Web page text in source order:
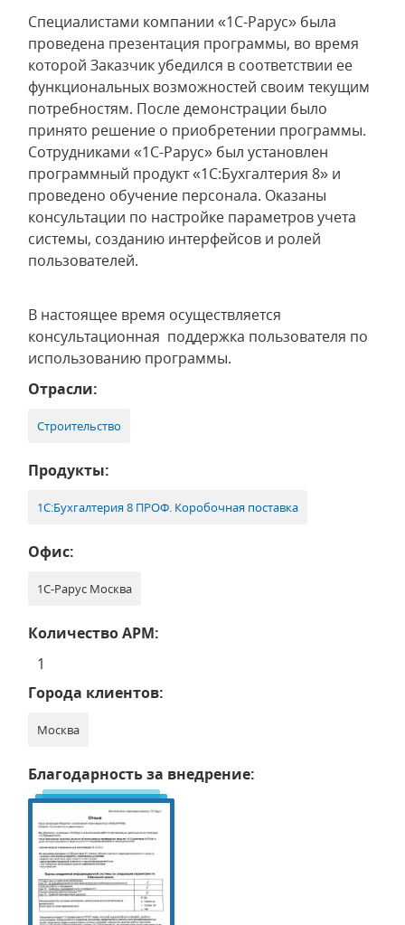
Специалистами компании «1С-Рарус» была
проведена презентация программы, во время
которой Заказчик убедился в соответствии ее
функциональных возможностей своим текущим
потребностям. После демонстрации было
принято решение о приобретении программы.
Сотрудниками «1С-Рарус» был установлен
программный продукт «1С:Бухгалтерия 8» и
проведено обучение персонала. Оказаны
консультации по настройке параметров учета
системы, созданию интерфейсов и ролей
пользователей.
В настоящее время осуществляется
консультационная поддержка пользователя по
использованию программы.
Отрасли:
Строительство
Продукты:
1С:Бухгалтерия 8 ПРОФ. Коробочная поставка
Офис:
1С-Рарус Москва
Количество АРМ:
1
Города клиентов:
Москва
Благодарность за внедрение: